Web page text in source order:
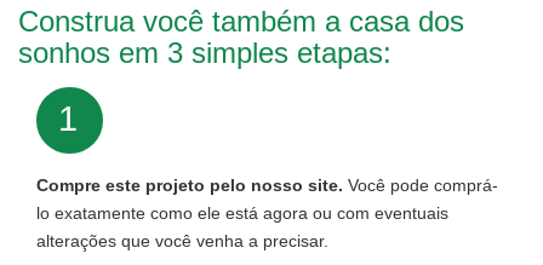
Construa você também a casa dos
sonhos em 3 simples etapas:
1
Compre este projeto pelo nosso site. Você pode comprá-
lo exatamente como ele está agora ou com eventuais
alterações que você venha a precisar.